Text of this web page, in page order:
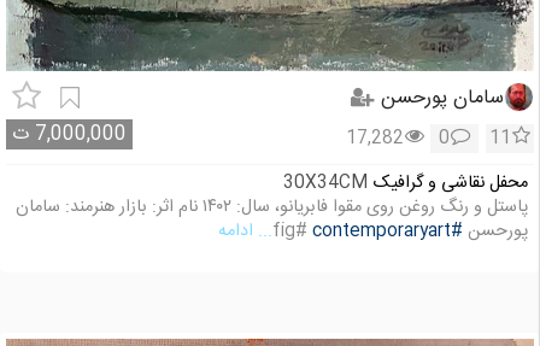
سامان پورحسن
7,000,000 ت 11
0
17,282
محفل نقاشی و گرافیک 30X34CM
پاستل و رنگ روغن روی مقوا فابریانو، سال: ۱۴۰۲ نام اثر: بازار هنرمند: سامان
پورحسن #contemporaryart
#fig ... ادامه